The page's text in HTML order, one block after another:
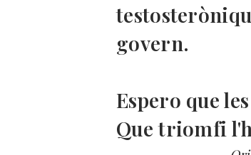
govern.
Espero que
Que triomfi